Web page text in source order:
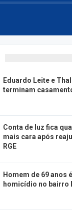
Eduardo Leite e
terminam
Conta de luz fica
mais cara após
RGE
Homem de 69 anos
homicídio no bairro